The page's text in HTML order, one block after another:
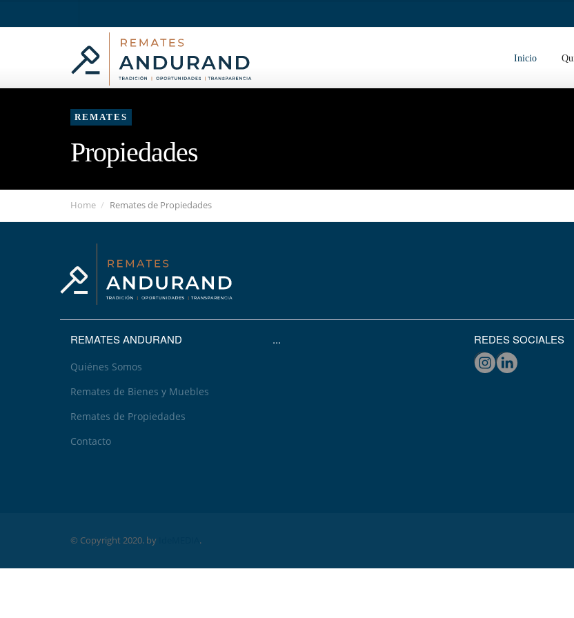
Inicio
REMATES
Propiedades
Home Remates de Propiedades
REMATES ANDURAND
Quiénes Somos
Remates de Bienes y Muebles
Remates de Propiedades
Contacto
... REDES SOCIALES
© Copyright 2020. by .